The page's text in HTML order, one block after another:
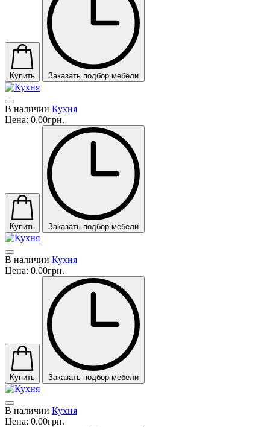
Купить Заказать подбор мебели
В наличии Кухня
Цена: 0.00грн.
Купить Заказать подбор мебели
В наличии Кухня
Цена: 0.00грн.
Купить Заказать подбор мебели
В наличии Кухня
Цена: 0.00грн.